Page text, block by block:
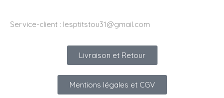
Service-client : lesptitstou31@gmail.com
Livraison et Retour
Mentions légales et CGV